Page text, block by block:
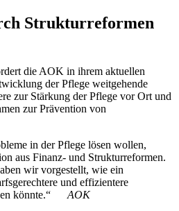
Strukturreformen
die AOK in ihrem aktuellen
der Pflege weitgehende
zur Stärkung der Pflege vor Ort und
zur Prävention von
in der Pflege lösen wollen,
aus Finanz- und Strukturreformen.
wir vorgestellt, wie ein
und effizientere
könnte.“ AOK